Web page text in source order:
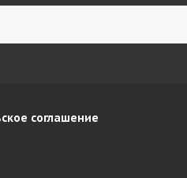
соглашение